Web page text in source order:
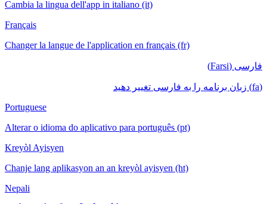
Cambia la lingua dell'app in italiano (it)
Changer la langue de l'application en français (fr)
Portuguese
Alterar o idioma do aplicativo para português (pt)
Kreyòl Ayisyen
Chanje lang aplikasyon an an kreyòl ayisyen (ht)